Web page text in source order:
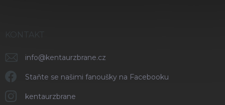
KONTAKT
info@kentaurzbrane.cz
Staňte se našimi fanoušky na Facebooku
kentaurzbrane